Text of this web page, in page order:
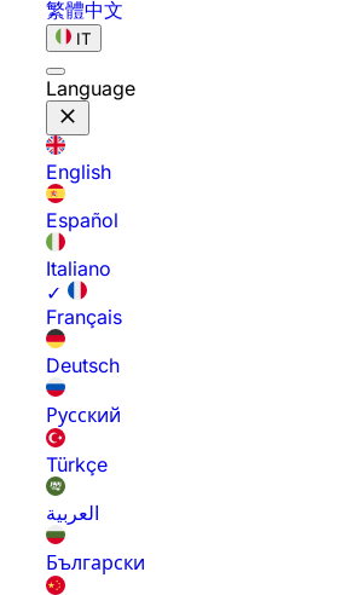
繁體中文
IT
Language
English
Español
Italiano
✓
Français
Deutsch
Русский
Türkçe
العربية
Български